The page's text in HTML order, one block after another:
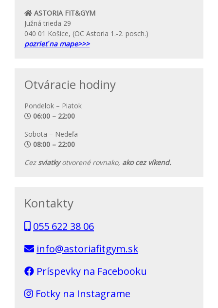
ASTORIA FIT&GYM
Južná trieda 29
040 01 Košice, (OC Astoria 1.-2. posch.)
pozrieť na mape>>>
Otváracie hodiny
Pondelok – Piatok
06:00 – 22:00
Sobota – Nedeľa
08:00 – 22:00
Cez sviatkyotvorené rovnako, ako cez víkend.
Kontakty
055 622 38 06
info@astoriafitgym.sk
Príspevky na Facebooku
Fotky na Instagrame